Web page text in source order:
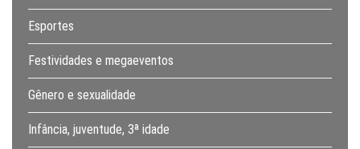
Esportes
Festividades e megaeventos
Gênero e sexualidade
Infância, juventude, 3ª idade